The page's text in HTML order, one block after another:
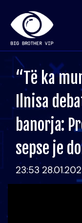
“Të ka
Ilnisa
banorja:
sepse je
23:53